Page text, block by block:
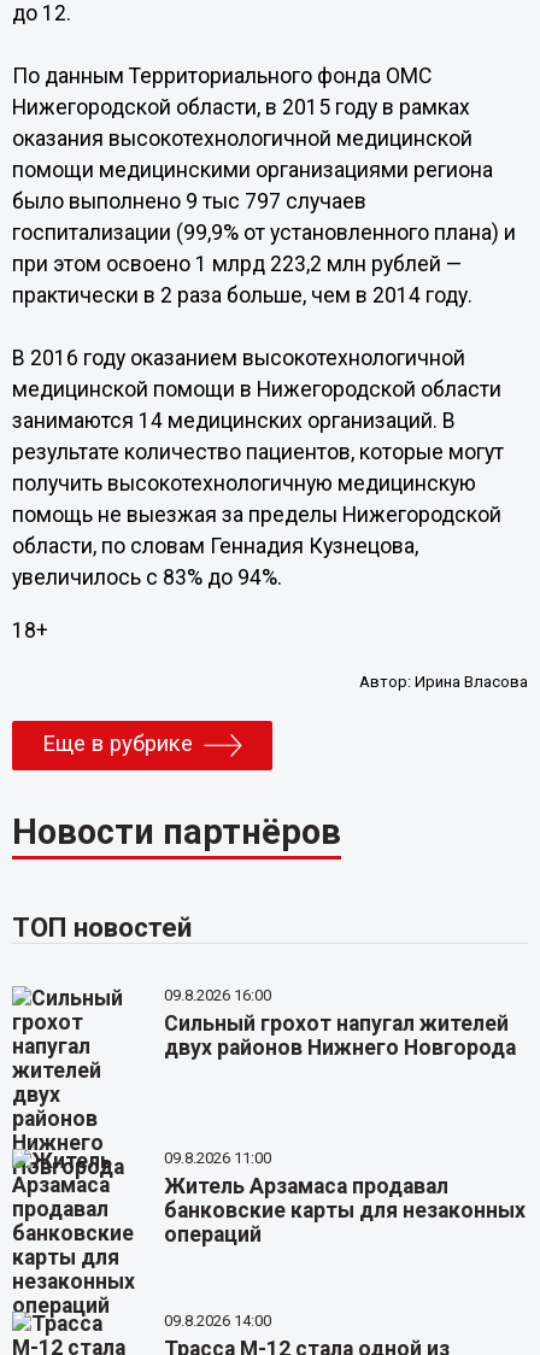
до 12.
По данным Территориального фонда ОМС
Нижегородской области, в 2015 году в рамках
оказания высокотехнологичной медицинской
помощи медицинскими организациями региона
было выполнено 9 тыс 797 случаев
госпитализации (99,9% от установленного плана) и
при этом освоено 1 млрд 223,2 млн рублей —
практически в 2 раза больше, чем в 2014 году.
В 2016 году оказанием высокотехнологичной
медицинской помощи в Нижегородской области
занимаются 14 медицинских организаций. В
результате количество пациентов, которые могут
получить высокотехнологичную медицинскую
помощь не выезжая за пределы Нижегородской
области, по словам Геннадия Кузнецова,
увеличилось с 83% до 94%.
18+
Автор:Ирина Власова
Еще в рубрике
Новости партнёров
ТОП новостей
09.8.2026 16:00
Сильный грохот напугал жителей
двух районов Нижнего Новгорода
09.8.2026 11:00
Житель Арзамаса продавал
банковские карты для незаконных
операций
09.8.2026 14:00
Трасса М-12 стала одной из